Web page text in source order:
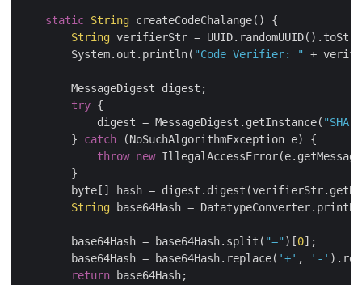
static String createCodeChalange() {
String verifierStr =
        System.out.println(
"Code Verifier: " +
        MessageDigest digest;
try {
            digest = MessageDigest.getInstance(
"SHA-
        }
catch (NoSuchAlgorithmException e) {
throw new
        }
byte[] hash =
String base64Hash =
        base64Hash = base64Hash.split(
"=" )[0];
        base64Hash = base64Hash.replace(
'+' , '-'
return base64Hash;